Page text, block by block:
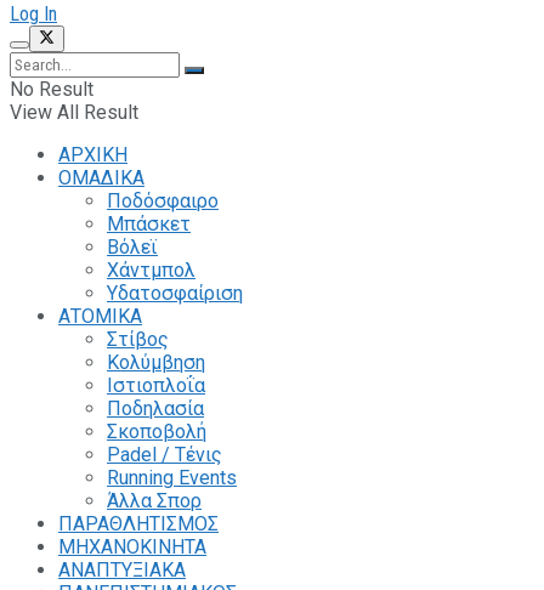
Log In
No Result
View All Result
ΑΡΧΙΚΗ
ΟΜΑΔΙΚΑ
Ποδόσφαιρο
Μπάσκετ
Βόλεϊ
Χάντμπολ
Υδατοσφαίριση
ΑΤΟΜΙΚΑ
Στίβος
Κολύμβηση
Ιστιοπλοΐα
Ποδηλασία
Σκοποβολή
Padel / Τένις
Running Events
Άλλα Σπορ
ΠΑΡΑΘΛΗΤΙΣΜΟΣ
ΜΗΧΑΝΟΚΙΝΗΤΑ
ΑΝΑΠΤΥΞΙΑΚΑ